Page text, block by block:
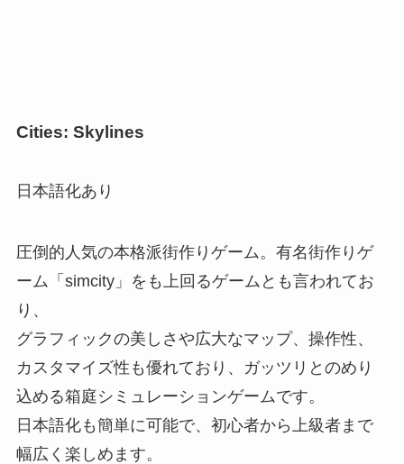
Cities: Skylines
日本語化あり
圧倒的人気の本格派街作りゲーム。有名街作りゲ
ーム「simcity」をも上回るゲームとも言われてお
り、
グラフィックの美しさや広大なマップ、操作性、
カスタマイズ性も優れており、ガッツリとのめり
込める箱庭シミュレーションゲームです。
日本語化も簡単に可能で、初心者から上級者まで
幅広く楽しめます。